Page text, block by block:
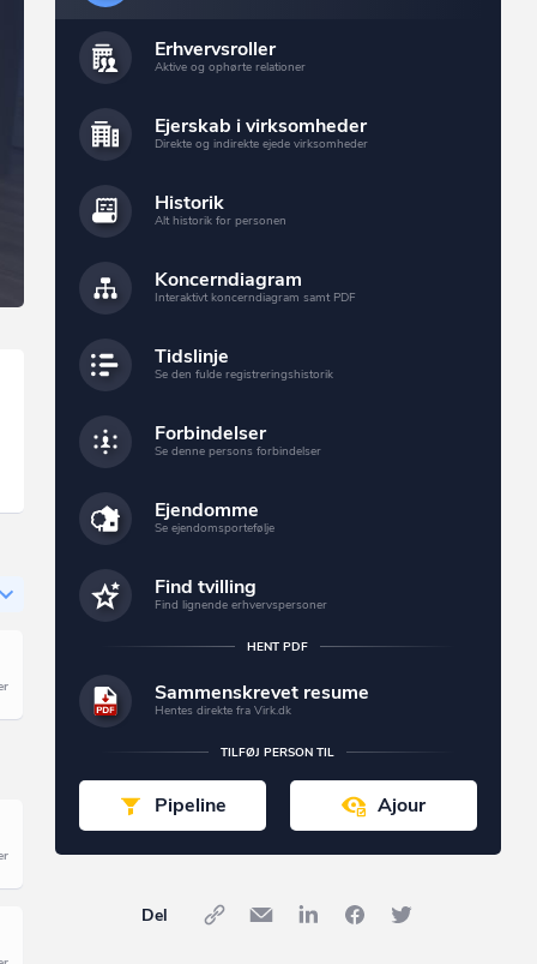
Erhvervsroller
Aktive og ophørte relationer
Ejerskab i virksomheder
Direkte og indirekte ejede virksomheder
Historik
Alt historik for personen
Koncerndiagram
Interaktivt koncerndiagram samt PDF
Tidslinje
Se den fulde registreringshistorik
Forbindelser
Se denne persons forbindelser
Ejendomme
Se ejendomsportefølje
Find tvilling
Find lignende erhvervspersoner
HENT PDF
Sammenskrevet resume
Hentes direkte fra Virk.dk
TILFØJ PERSON TIL
Pipeline Ajour
Del